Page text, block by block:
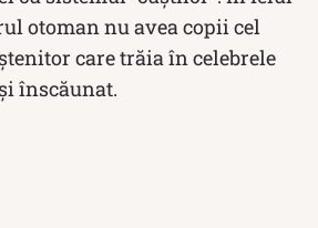
otoman nu avea copii cel
care trăia în celebrele
înscăunat.